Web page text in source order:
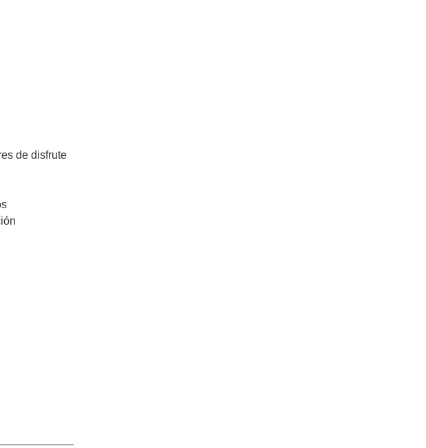
de disfrute